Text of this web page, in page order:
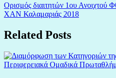
Ορισμός διαιτητών 1ου Ανοιχτού
ΧΑΝ Καλαμαριάς 2018
Related Posts